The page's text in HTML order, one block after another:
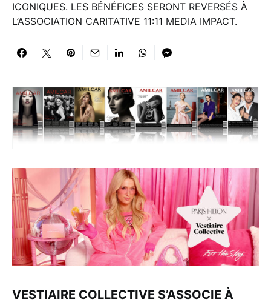
ICONIQUES. LES BÉNÉFICES SERONT REVERSÉS À
L’ASSOCIATION CARITATIVE 11:11 MEDIA IMPACT.
VESTIAIRE COLLECTIVE S’ASSOCIE À